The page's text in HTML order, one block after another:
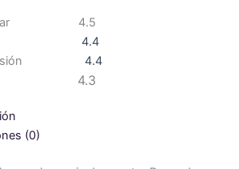
4.5
4.4
4.4
4.3
(0)